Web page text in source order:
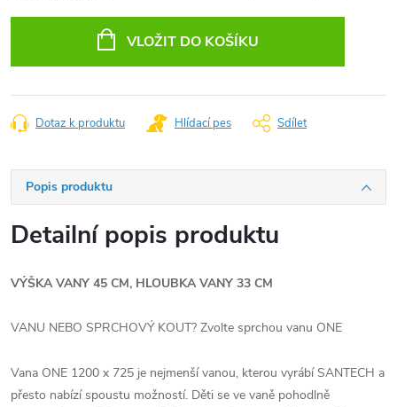
VLOŽIT DO KOŠÍKU
Dotaz k produktu Hlídací pes Sdílet
Popis produktu
Detailní popis produktu
VÝŠKA VANY 45 CM, HLOUBKA VANY 33 CM
VANU NEBO SPRCHOVÝ KOUT? Zvolte sprchou vanu ONE
Vana ONE 1200 x 725 je nejmenší vanou, kterou vyrábí SANTECH a
přesto nabízí spoustu možností. Děti se ve vaně pohodlně